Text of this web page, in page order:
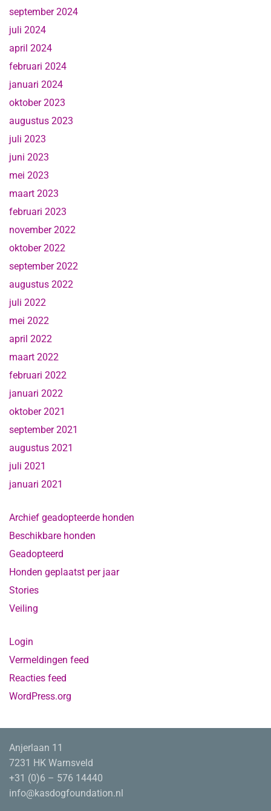
september 2024
juli 2024
april 2024
februari 2024
januari 2024
oktober 2023
augustus 2023
juli 2023
juni 2023
mei 2023
maart 2023
februari 2023
november 2022
oktober 2022
september 2022
augustus 2022
juli 2022
mei 2022
april 2022
maart 2022
februari 2022
januari 2022
oktober 2021
september 2021
augustus 2021
juli 2021
januari 2021
Archief geadopteerde honden
Beschikbare honden
Geadopteerd
Honden geplaatst per jaar
Stories
Veiling
Login
Vermeldingen feed
Reacties feed
WordPress.org
Anjerlaan 11
7231 HK Warnsveld
+31 (0)6 – 576 14440
info@kasdogfoundation.nl